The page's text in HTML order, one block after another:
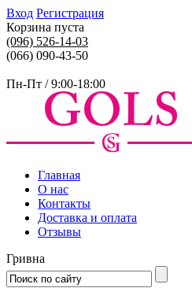
Вход Регистрация
Корзина пуста
(096) 526-14-03
(066) 090-43-50
Пн-Пт / 9:00-18:00
Главная
О нас
Контакты
Доставка и оплата
Отзывы
Гривна